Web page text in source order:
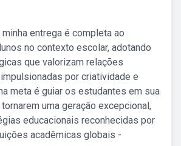
entrega é completa ao
no contexto escolar, adotando
que valorizam relações
por criatividade e
meta é guiar os estudantes em sua
uma geração excepcional,
educacionais reconhecidas por
acadêmicas globais -